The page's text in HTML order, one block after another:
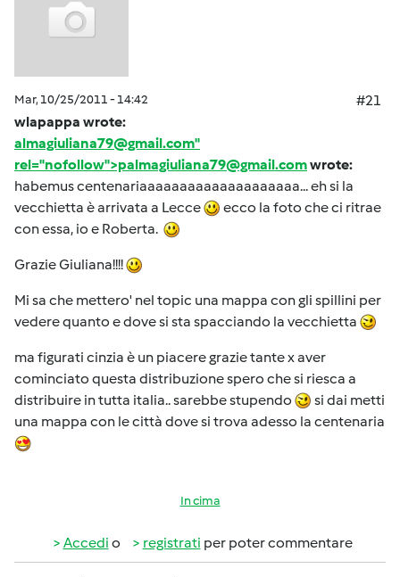
Mar, 10/25/2011 - 14:42
#21
wlapappa wrote:
almagiuliana79@gmail.com"
rel="nofollow">palmagiuliana79@gmail.comwrote:
habemus centenariaaaaaaaaaaaaaaaaaaaa... eh si la
vecchietta è arrivata a Lecce
ecco la foto che ci ritrae
con essa, io e Roberta.
Grazie Giuliana!!!!
Mi sa che mettero' nel topic una mappa con gli spillini per
vedere quanto e dove si sta spacciando la vecchietta
ma figurati cinzia è un piacere grazie tante x aver
cominciato questa distribuzione spero che si riesca a
distribuire in tutta italia.. sarebbe stupendo
si dai metti
una mappa con le città dove si trova adesso la centenaria
In cima
Accedi o registrati per poter commentare